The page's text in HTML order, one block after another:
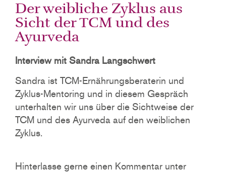
Der weibliche Zyklus aus
Sicht der TCM und des
Ayurveda
Interview mit Sandra Langschwert
Sandra ist TCM-Ernährungsberaterin und
Zyklus-Mentoring und in diesem Gespräch
unterhalten wir uns über die Sichtweise der
TCM und des Ayurveda auf den weiblichen
Zyklus.
Hinterlasse gerne einen Kommentar unter